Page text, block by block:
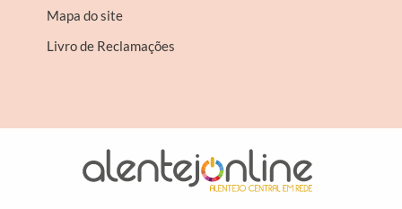
Mapa do site
Livro de Reclamações